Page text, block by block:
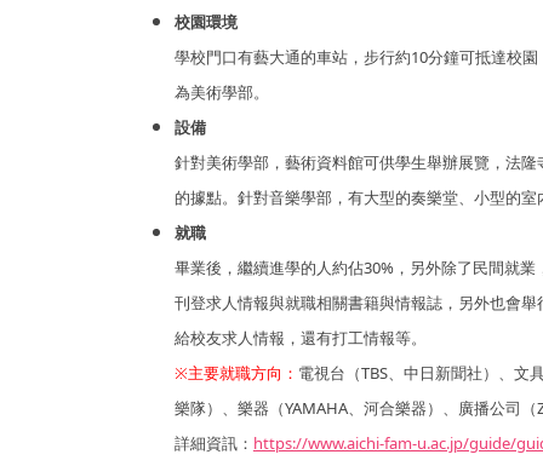
校園環境
學校門口有藝大通的車站，步行約10分鐘可抵達校
為美術學部。
設備
針對美術學部，藝術資料館可供學生舉辦展覽，法
的據點。針對音樂學部，有大型的奏樂堂、小型的
就職
畢業後，繼續進學的人約佔30%，另外除了民間就
刊登求人情報與就職相關書籍與情報誌，另外也會
給校友求人情報，還有打工情報等。
※主要就職方向： 電視台（TBS、中日新聞社）、文
樂隊）、樂器（YAMAHA、河合樂器）、廣播公司
詳細資訊： https://www.aichi-fam-u.ac.jp/guide/